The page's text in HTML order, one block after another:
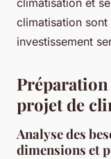
climatisation
investissement
projet de
Analyse des
dimensions et